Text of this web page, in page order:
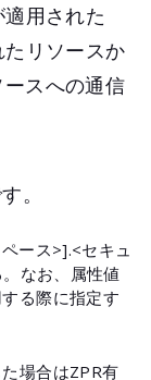
用された
リソースか
スへの通信
。
ース>].<セキュ
なお、属性値
る際に指定す
場合はZPR有